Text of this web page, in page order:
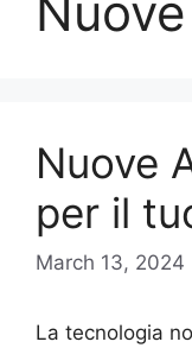
Nuove
per il
March 13, 2024
La tecnologia